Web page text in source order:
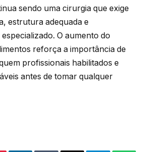
sendo uma cirurgia que exige
estrutura adequada e
O aumento do
reforça a importância de
profissionais habilitados e
antes de tomar qualquer